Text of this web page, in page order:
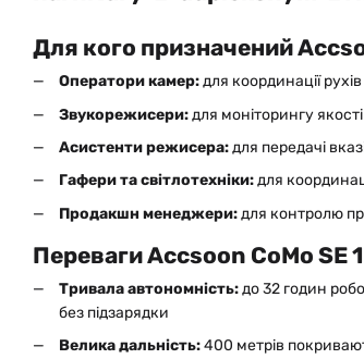
Для кого призначений
Оператори камер:для координації
Звукорежисери:для моніторингу
Асистенти режисера:для передачі
Гафери та світлотехніки:для
Продакшн менеджери:для контролю
Переваги Accsoon CoMo SE 1
Тривала автономність:до 32 годин
без підзарядки
Велика дальність:400 метрів